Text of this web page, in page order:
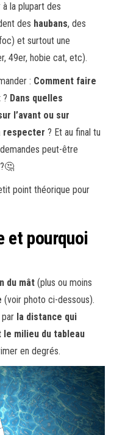
la plupart des
des haubans, des
et surtout une
49er, hobie cat, etc).
: Comment faire
? Dans quelles
l’avant ou sur
respecter ? Et au final tu
peut-être
?🤔
point théorique pour
et pourquoi
du mât (plus ou moins
(voir photo ci-dessous).
la distance qui
milieu du tableau
en degrés.